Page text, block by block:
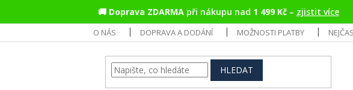
🚚 Doprava ZDARMApři nákupu nad 1 499 Kč– zjistit více
O NÁS DOPRAVA A DODÁNÍ MOŽNOSTI PLATBY
HLEDAT